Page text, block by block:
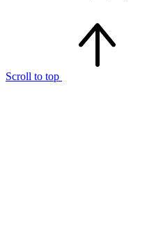
Scroll to top